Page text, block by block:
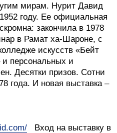
мирам. Нурит Давид
году. Ее официальная
закончила в 1978
в Рамат ха-Шароне, с
искусств «Бейт
и персональных и
Десятки призов. Сотни
года. И новая выставка –
Вход на выставку в